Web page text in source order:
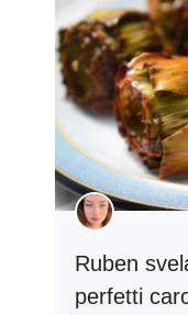
Ruben
perfetti